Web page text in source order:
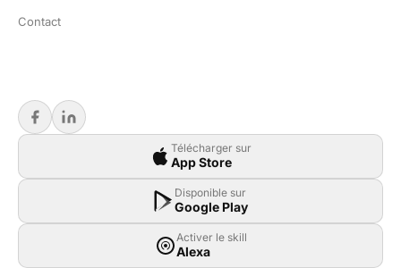
Contact
Télécharger sur
App Store
Disponible sur
Google Play
Activer le skill
Alexa